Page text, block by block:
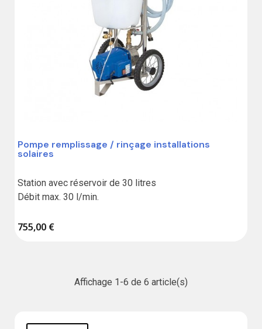
Pompe remplissage / rinçage installations
solaires
Station avec réservoir de 30 litres
Débit max. 30 l/min.
755,00 €
Affichage 1-6 de 6 article(s)